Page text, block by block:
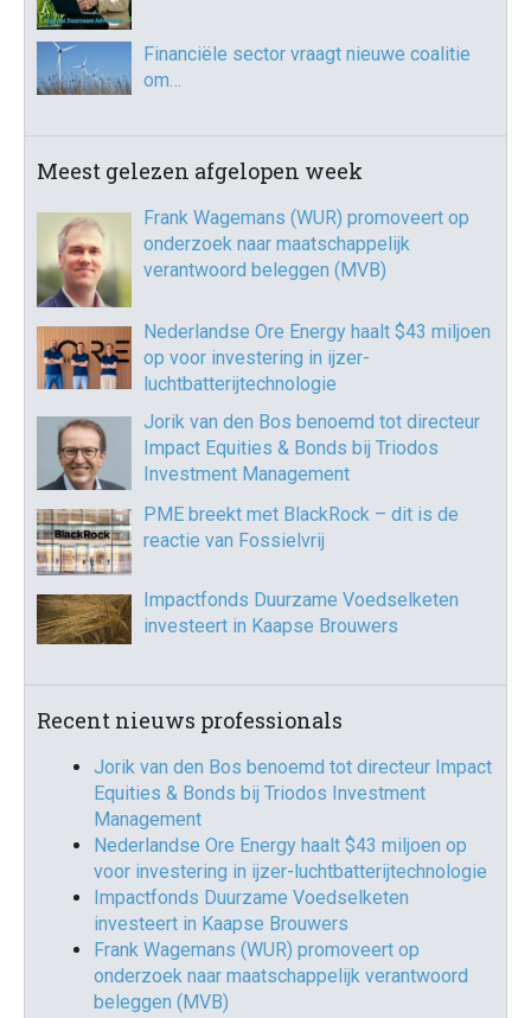
Financiële sector vraagt nieuwe coalitie
om…
Meest gelezen afgelopen week
Frank Wagemans (WUR) promoveert op
onderzoek naar maatschappelijk
verantwoord beleggen (MVB)
Nederlandse Ore Energy haalt $43 miljoen
op voor investering in ijzer-
luchtbatterijtechnologie
Jorik van den Bos benoemd tot directeur
Impact Equities & Bonds bij Triodos
Investment Management
PME breekt met BlackRock – dit is de
reactie van Fossielvrij
Impactfonds Duurzame Voedselketen
investeert in Kaapse Brouwers
Recent nieuws professionals
Jorik van den Bos benoemd tot directeur Impact
Equities & Bonds bij Triodos Investment
Management
Nederlandse Ore Energy haalt $43 miljoen op
voor investering in ijzer-luchtbatterijtechnologie
Impactfonds Duurzame Voedselketen
investeert in Kaapse Brouwers
Frank Wagemans (WUR) promoveert op
onderzoek naar maatschappelijk verantwoord
beleggen (MVB)